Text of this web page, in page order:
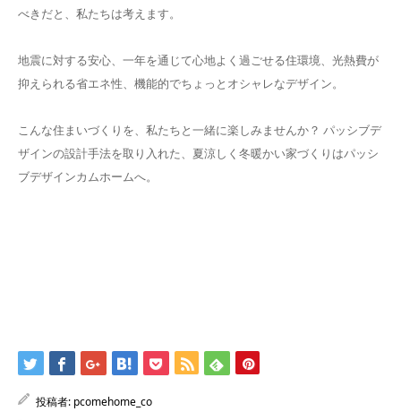
べきだと、私たちは考えます。
地震に対する安心、一年を通じて心地よく過ごせる住環境、光熱費が
抑えられる省エネ性、機能的でちょっとオシャレなデザイン。
こんな住まいづくりを、私たちと一緒に楽しみませんか？ パッシブデ
ザインの設計手法を取り入れた、夏涼しく冬暖かい家づくりはパッシ
ブデザインカムホームへ。
投稿者: pcomehome_co